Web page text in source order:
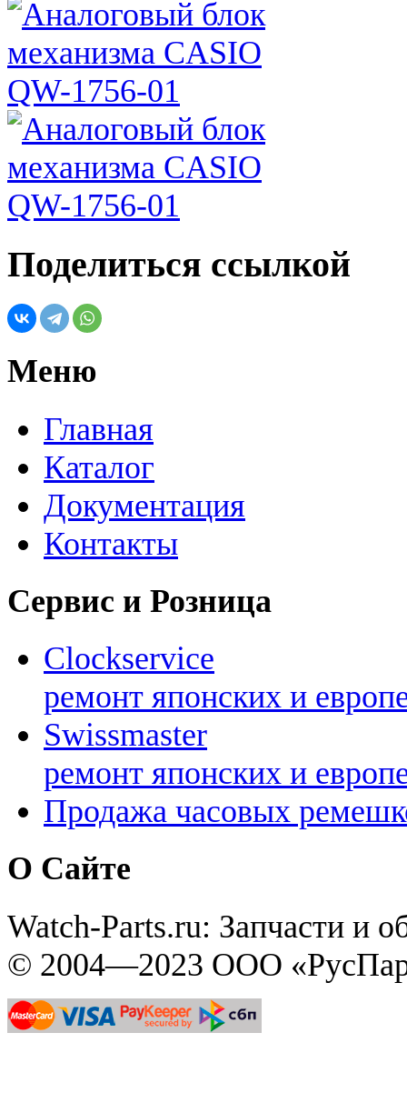
Поделиться ссылкой
Меню
Главная
Каталог
Документация
Контакты
Сервис и Розница
Clockservice
ремонт японских и
Swissmaster
ремонт японских и
Продажа часовых
О Сайте
Watch-Parts.ru: Запчасти и
© 2004—2023 ООО